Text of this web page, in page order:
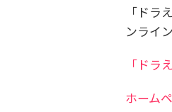
「ドラ
ンライ
「ドラ
ホーム